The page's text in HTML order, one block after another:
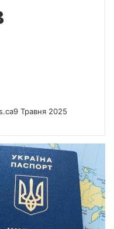
9 Травня 2025